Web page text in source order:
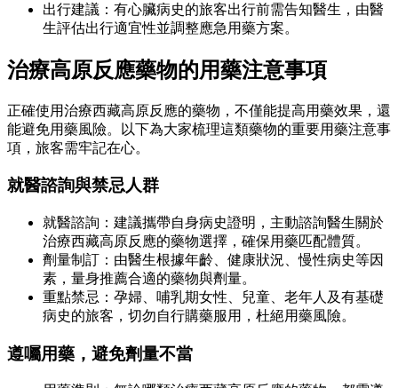
出行建議：有心臟病史的旅客出行前需告知醫生，由醫
生評估出行適宜性並調整應急用藥方案。
治療高原反應藥物的用藥注意事項
正確使用治療西藏高原反應的藥物，不僅能提高用藥效果，還
能避免用藥風險。以下為大家梳理這類藥物的重要用藥注意事
項，旅客需牢記在心。
就醫諮詢與禁忌人群
就醫諮詢：建議攜帶自身病史證明，主動諮詢醫生關於
治療西藏高原反應的藥物選擇，確保用藥匹配體質。
劑量制訂：由醫生根據年齡、健康狀況、慢性病史等因
素，量身推薦合適的藥物與劑量。
重點禁忌：孕婦、哺乳期女性、兒童、老年人及有基礎
病史的旅客，切勿自行購藥服用，杜絕用藥風險。
遵囑用藥，避免劑量不當